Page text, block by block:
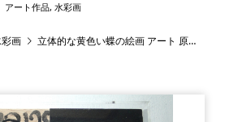
アート作品, 水彩画
画 立体的な黄色い蝶の絵画 アート 原画 アクリルフレーム 水彩画 昆虫画 ペン画